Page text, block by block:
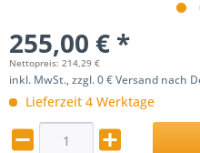
255,00 € *
Nettopreis: 214,29 €
inkl. MwSt., zzgl. 0 € Versand nach
Lieferzeit 4 Werktage